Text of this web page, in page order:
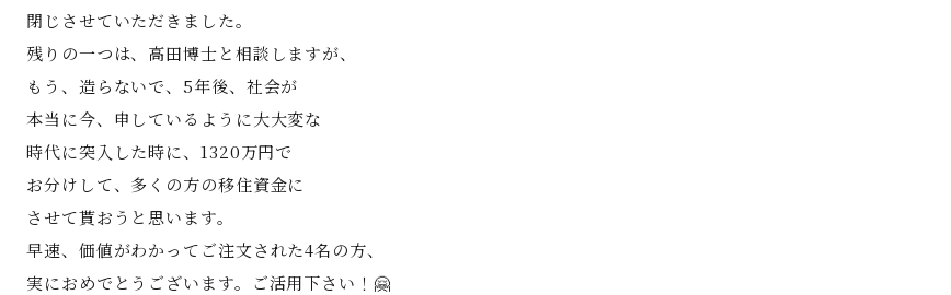
閉じさせていただきました。
残りの一つは、高田博士と相談しますが、
もう、造らないで、5年後、社会が
本当に今、申しているように大大変な
時代に突入した時に、1320万円で
お分けして、多くの方の移住資金に
させて貰おうと思います。
早速、価値がわかってご注文された4名の方、
実におめでとうございます。ご活用下さい！🤗